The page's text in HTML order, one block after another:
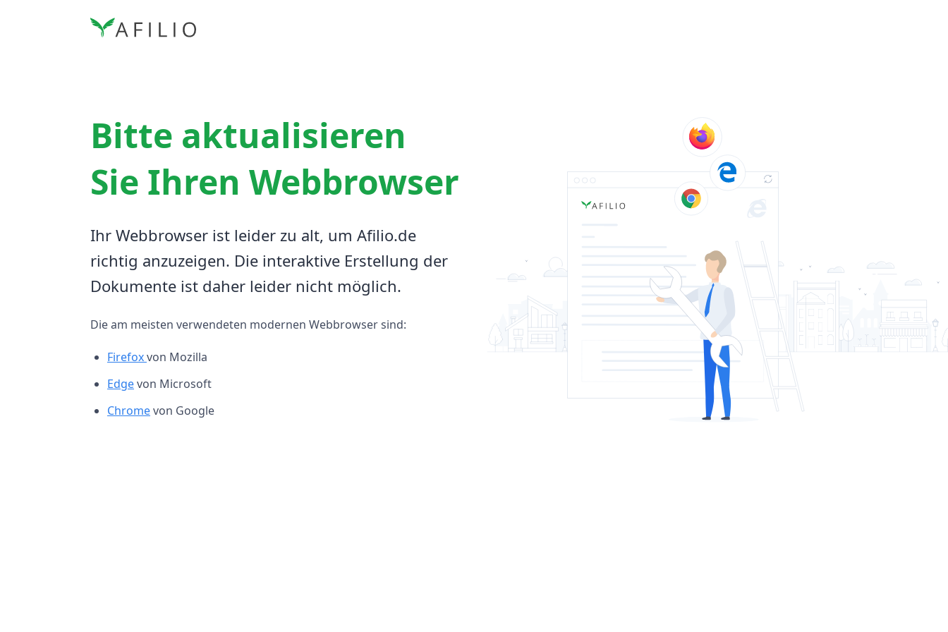
Bitte aktualisieren
Sie Ihren Webbrowser
Ihr Webbrowser ist leider zu alt, um Afilio.de
richtig anzuzeigen. Die interaktive Erstellung der
Dokumente ist daher leider nicht möglich.
Die am meisten verwendeten modernen Webbrowser sind:
Firefoxvon Mozilla
Edgevon Microsoft
Chromevon Google